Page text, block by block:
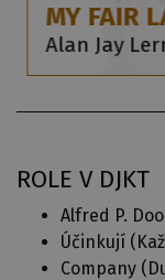
MY FAIR
Alan Jay
ROLE V DJKT
Alfred P.
Účinkují (
Company (